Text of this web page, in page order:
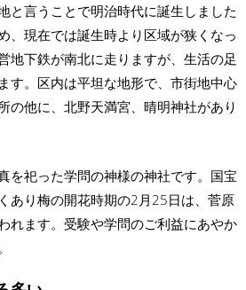
と言うことで明治時代に誕生しました
、現在では誕生時より区域が狭くなっ
地下鉄が南北に走りますが、生活の足
す。区内は平坦な地形で、市街地中心
の他に、北野天満宮、晴明神社があり
を祀った学問の神様の神社です。国宝
あり梅の開花時期の2月25日は、菅原
れます。受験や学問のご利益にあやか